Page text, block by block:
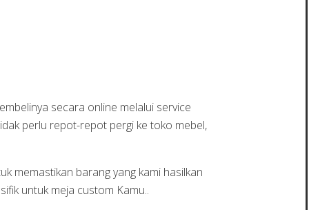
secara online melalui service
perlu repot-repot pergi ke toko mebel,
memastikan barang yang kami hasilkan
untuk meja custom Kamu..